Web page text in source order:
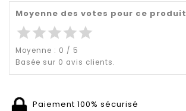
Moyenne des votes pour ce produit
starstarstarstarstar
Moyenne : 0 / 5
Basée sur 0 avis clients.
Paiement 100% sécurisé